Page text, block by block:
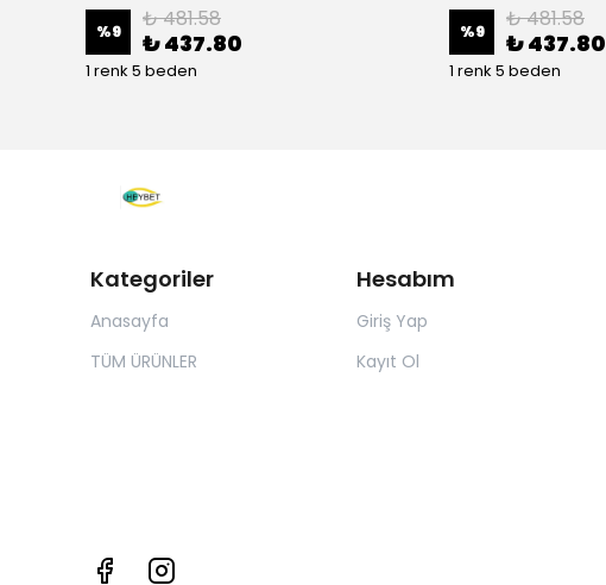
%9 ₺ 481.58
₺ 437.80
1 renk 5 beden
%9 ₺ 481.58
₺ 437.80
1 renk 5 beden
Kategoriler
Anasayfa
TÜM ÜRÜNLER
Hesabım
Giriş Yap
Kayıt Ol